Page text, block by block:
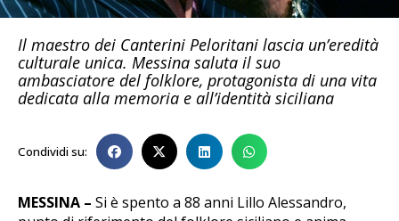
Il maestro dei Canterini Peloritani lascia un’eredità
culturale unica. Messina saluta il suo
ambasciatore del folklore, protagonista di una vita
dedicata alla memoria e all’identità siciliana
Condividi su:
MESSINA – Si è spento a 88 anni Lillo Alessandro,